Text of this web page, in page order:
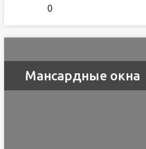
0
Мансардные окна